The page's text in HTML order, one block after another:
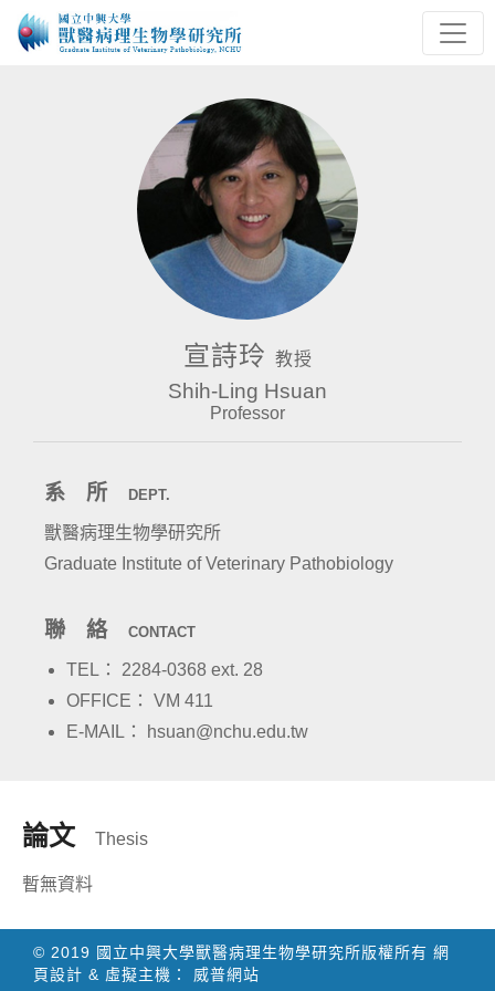
宣詩玲 教授
Shih-Ling Hsuan
Professor
系 所 DEPT.
獸醫病理生物學研究所
Graduate Institute of Veterinary Pathobiology
聯 絡 CONTACT
TEL： 2284-0368 ext. 28
OFFICE： VM 411
E-MAIL： hsuan@nchu.edu.tw
論文 Thesis
暫無資料
© 2019 國立中興大學獸醫病理生物學研究所版權所有 網
頁設計 & 虛擬主機 ： 威普網站